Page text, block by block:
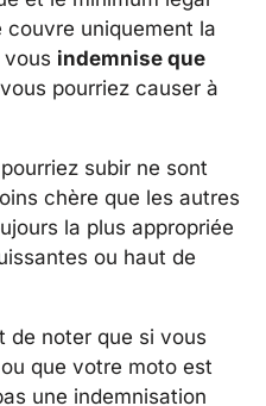
couvre uniquement la
indemnise que
pourriez causer à
subir ne sont
chère que les autres
la plus appropriée
ou haut de
de noter que si vous
que votre moto est
une indemnisation